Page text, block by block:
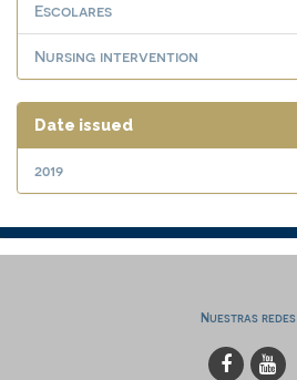
Escolares
Nursing intervention
Date issued
2019
Nuestras redes